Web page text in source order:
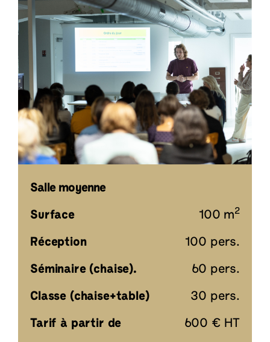
Salle moyenne
Surface 100 m2
Réception 100 pers.
Séminaire (chaise). 60 pers.
Classe (chaise+table) 30 pers.
Tarif à partir de 600 € HT